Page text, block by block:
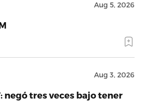
Aug 5, 2026
Aug 3, 2026
negó tres veces bajo tener